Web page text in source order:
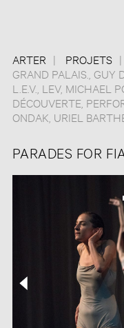
ARTER PROJETS
GRAND PALAIS. GUY
L.E.V. LEV, MICHAEL
DÉCOUVERTE,
ONDAK URIEL
PARADES FOR